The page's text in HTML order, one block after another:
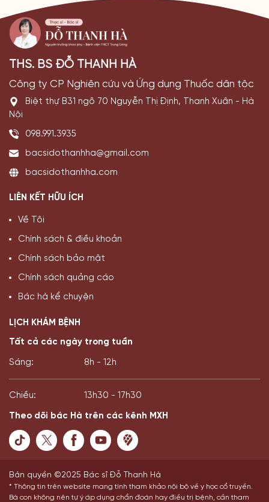
THS. BS ĐỖ THANH HÀ
Công ty CP Nghiên cứu và Ứng dụng Thuốc dân tộc
Biệt thự B31 ngõ 70 Nguyễn Thị Định, Thanh Xuân - Hà
Nội
098.991.3935
bacsidothanhha@gmail.com
bacsidothanhha.com
LIÊN KẾT HỮU ÍCH
Về Tôi
Chính sách & điều khoản
Chính sách bảo mật
Chính sách quảng cáo
Bác hà kể chuyện
LỊCH KHÁM BỆNH
Tất cả các ngày trong tuần
Sáng: 8h - 12h
Chiều: 13h30 - 17h30
Theo dõi bác Hà trên các kênh MXH
Bản quyền ©2025 Bác sĩ Đỗ Thanh Hà
* Thông tin trên website mang tính tham khảo nội bộ về y học cổ truyền.
Bà con không nên tự ý áp dụng chẩn đoán hay điều trị bệnh, cần tham